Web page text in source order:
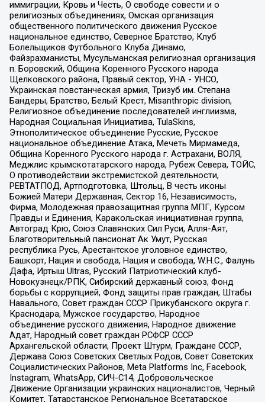
иммиграции, Кровь и Честь, О свободе совести и о
религиозных объединениях, Омская организация
общественного политического движения Русское
национальное единство, Северное Братство, Клуб
Болельщиков Футбольного Клуба Динамо,
Файзрахманисты, Мусульманская религиозная организация
п. Боровский, Община Коренного Русского народа
Щелковского района, Правый сектор, УНА - УНСО,
Украинская повстанческая армия, Тризуб им. Степана
Бандеры, Братство, Белый Крест, Misanthropic division,
Религиозное объединение последователей инглиизма,
Народная Социальная Инициатива, TulaSkins,
Этнополитическое объединение Русские, Русское
национальное объединение Атака, Мечеть Мирмамеда,
Община Коренного Русского народа г. Астрахани, ВОЛЯ,
Меджлис крымскотатарского народа, Рубеж Севера, ТОЙС,
О противодействии экстремистской деятельности,
РЕВТАТПОД, Артподготовка, Штольц, В честь иконы
Божией Матери Державная, Сектор 16, Независимость,
Фирма, Молодежная правозащитная группа МПГ, Курсом
Правды и Единения, Каракольская инициативная группа,
Автоград Крю, Союз Славянских Сил Руси, Алля-Аят,
Благотворительный пансионат Ак Умут, Русская
республика Русь, Арестантское уголовное единство,
Башкорт, Нация и свобода, Нация и свобода, W.H.С., Фалунь
Дафа, Иртыш Ultras, Русский Патриотический клуб-
Новокузнецк/РПК, Сибирский державный союз, Фонд
борьбы с коррупцией, Фонд защиты прав граждан, Штабы
Навального, Совет граждан СССР Прикубанского округа г.
Краснодара, Мужское государство, Народное
объединение русского движения, Народное движение
Адат, Народный совет граждан РСФСР СССР
Архангельской области, Проект Штурм, Граждане СССР,
Держава Союз Советских Светлых Родов, Совет Советских
Социалистических Районов, Meta Platforms Inc, Facebook,
Instagram, WhatsApp, СИЧ-С14, Добровольческое
Движение Организации украинских националистов, Черный
Комитет, Татарстанское Региональное Всетатарское